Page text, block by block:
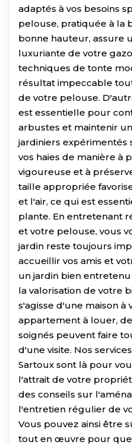
adaptés à vos besoins
pelouse, pratiquée à la
bonne hauteur, assure
luxuriante de votre
techniques de tonte
résultat impeccable
de votre pelouse.
est essentielle pour
arbustes et maintenir
jardiniers expérimentés
vos haies de manière à
vigoureuse et à
taille appropriée
et l'air, ce qui est
plante. En entretenant
et votre pelouse, vous
jardin reste toujours
accueillir vos amis et
un jardin bien
la valorisation de votre
s'agisse d'une maison à
appartement à louer,
soignés peuvent faire
d'une visite. Nos
Sartoux sont là pour
l'attrait de votre
des conseils sur
l'entretien régulier de
Vous pouvez ainsi être
tout en œuvre pour